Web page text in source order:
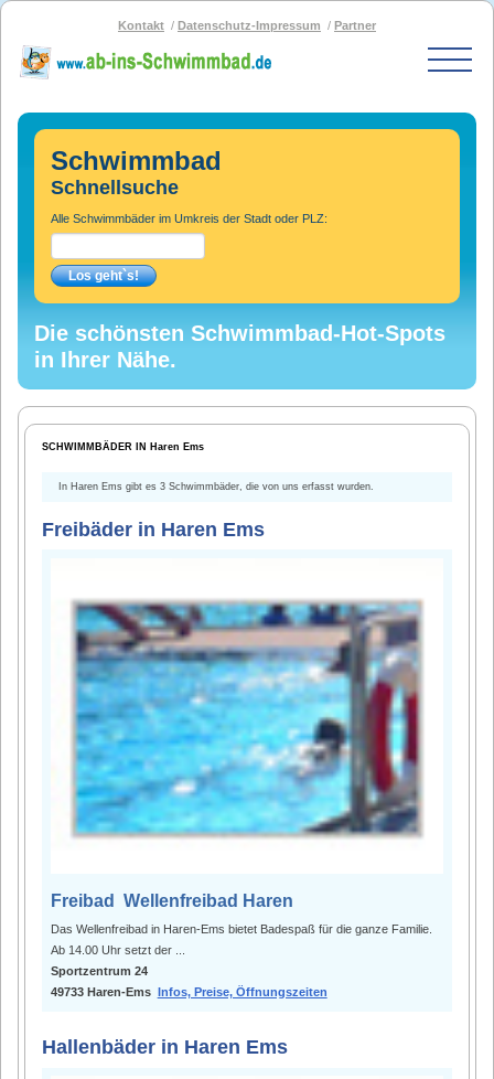
Kontakt Datenschutz-Impressum Partner
Start
Schwimmbad-Karte
Bäder nach PLZ
Bäder nach Stadt
SOS-Schwimmbad
Blog
Bad melden
Schwimmbad
Schnellsuche
Alle Schwimmbäder im Umkreis der Stadt oder PLZ:
Die schönsten Schwimmbad-Hot-Spots
in Ihrer Nähe.
SCHWIMMBÄDER IN Haren Ems
In Haren Ems gibt es 3 Schwimmbäder, die von uns erfasst wurden.
Freibäder in Haren Ems
Freibad Wellenfreibad Haren
Das Wellenfreibad in Haren-Ems bietet Badespaß für die ganze Familie.
Ab 14.00 Uhr setzt der ...
Sportzentrum 24
49733 Haren-Ems
Infos, Preise, Öffnungszeiten
Hallenbäder in Haren Ems